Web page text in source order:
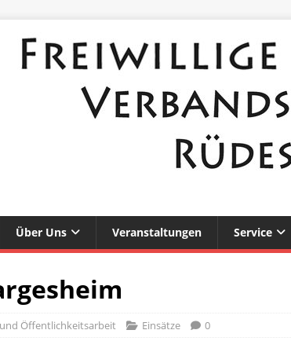
Über Uns Veranstaltungen Service
Öffentlichkeitsarbeit Einsätze 0